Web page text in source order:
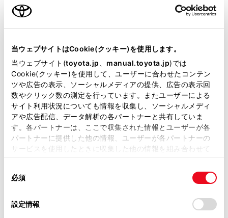
当ウェブサイトはCookie(クッキー)を使用します。
当ウェブサイト(toyota.jp manual.toyota.jp)では
Cookie(クッキー)を使用して、ユーザーに合わせたコンテン
ツや広告の表示、ソーシャルメディアの提供、広告の表示回
数やクリック数の測定を行っています。またユーザーによる
サイト利用状況についても情報を収集し、ソーシャルメディ
アや広告配信、データ解析の各パートナーと共有していま
す。各パートナーは、ここで収集された情報とユーザーが各
パートナーに提供した他の情報、ユーザーが各パートナーの
サービスを使用したときに収集した他の情報を組み合わせて
使用することがあります。当ウェブサイトの使用を続行する
デバイスにすべてのCookie(クッキー)が保存されることに同
意したことになります。Cookie(クッキー)のオプトアウト、
必須
設定情報
建物名
必須 ご希望の連絡方法
Eメール
メールアドレス